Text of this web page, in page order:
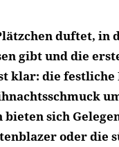
duftet,
gibt und die
klar: die festliche
sich
oder die